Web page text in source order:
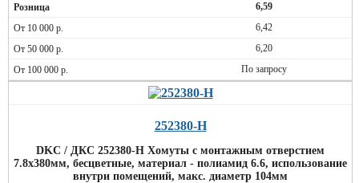
6,59
6,42
6,20
По запросу
252380-H
DKC / ДКС 252380-H Хомуты с монтажным отверстием
7.8х380мм, бесцветные, материал - полиамид 6.6, использование
внутри помещений, макс. диаметр 104мм